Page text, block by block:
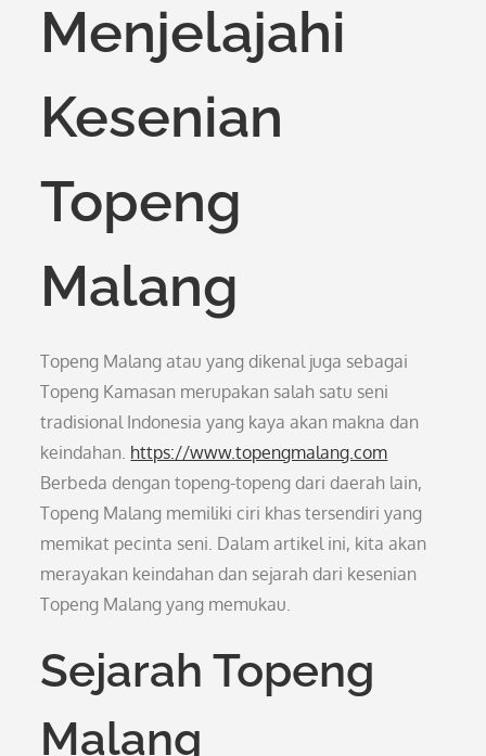
Menjelajahi
Kesenian
Topeng
Malang
Topeng Malang atau yang dikenal juga sebagai
Topeng Kamasan merupakan salah satu seni
tradisional Indonesia yang kaya akan makna dan
keindahan. https://www.topengmalang.com
Berbeda dengan topeng-topeng dari daerah lain,
Topeng Malang memiliki ciri khas tersendiri yang
memikat pecinta seni. Dalam artikel ini, kita akan
merayakan keindahan dan sejarah dari kesenian
Topeng Malang yang memukau.
Sejarah Topeng
Malang